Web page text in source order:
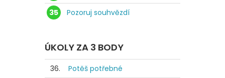
35
Pozoruj souhvězdí
ÚKOLY ZA 3 BODY
36.
Potěš potřebné